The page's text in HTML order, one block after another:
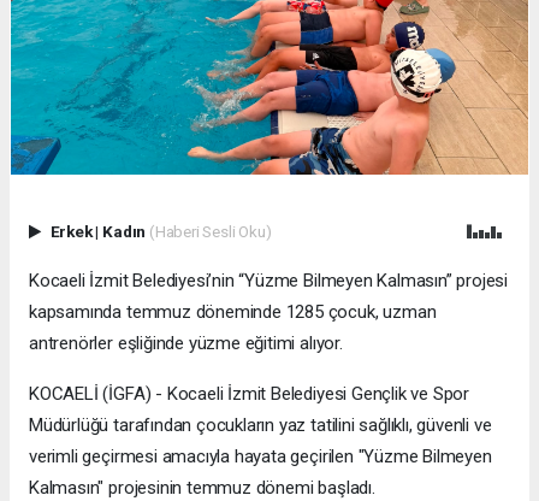
Erkek| Kadın (Haberi Sesli Oku)
Kocaeli İzmit Belediyesi’nin “Yüzme Bilmeyen Kalmasın” projesi
kapsamında temmuz döneminde 1285 çocuk, uzman
antrenörler eşliğinde yüzme eğitimi alıyor.
KOCAELİ (İGFA) - Kocaeli İzmit Belediyesi Gençlik ve Spor
Müdürlüğü tarafından çocukların yaz tatilini sağlıklı, güvenli ve
verimli geçirmesi amacıyla hayata geçirilen "Yüzme Bilmeyen
Kalmasın" projesinin temmuz dönemi başladı.